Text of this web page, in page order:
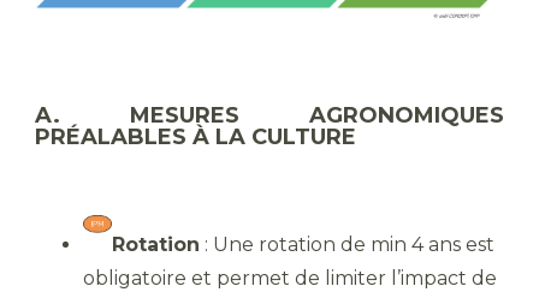
A. MESURES AGRONOMIQUES
PRÉALABLES À LA CULTURE
Rotation : Une rotation de min 4 ans est
obligatoire et permet de limiter l’impact de